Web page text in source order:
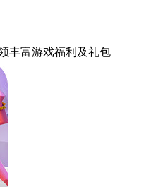
领丰富游戏福利 及礼包